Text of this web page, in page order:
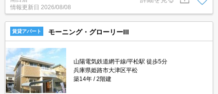
情報更新日 2026/08/08
賃貸アパート モーニング・グローリーIII
山陽電気鉄道網干線/平松駅 徒歩5分
兵庫県姫路市大津区平松
築14年
2階建